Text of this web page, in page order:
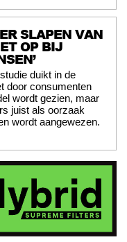
SLAPEN VAN
OP BIJ
duikt in de
door consumenten
wordt gezien, maar
juist als oorzaak
wordt aangewezen.